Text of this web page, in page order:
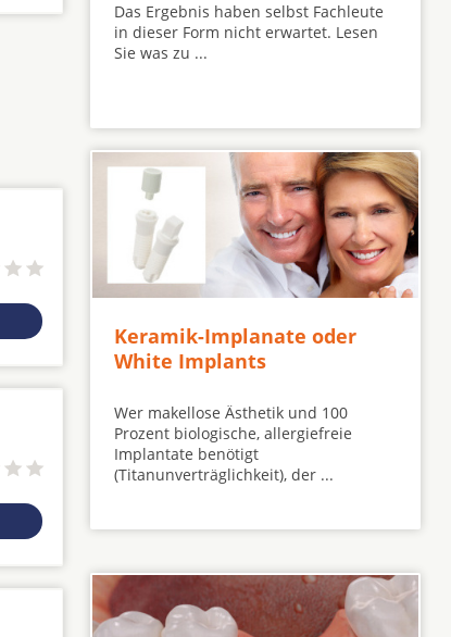
Das Ergebnis haben selbst Fachleute
in dieser Form nicht erwartet. Lesen
Sie was zu ...
Keramik-Implanate oder
White Implants
Wer makellose Ästhetik und 100
Prozent biologische, allergiefreie
Implantate benötigt
(Titanunverträglichkeit), der ...